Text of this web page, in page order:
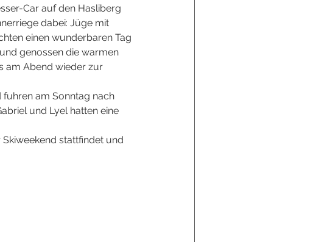
Car auf den Hasliberg
dabei: Jüge mit
einen wunderbaren Tag
genossen die warmen
am Abend wieder zur
fuhren am Sonntag nach
und Lyel hatten eine
stattfindet und